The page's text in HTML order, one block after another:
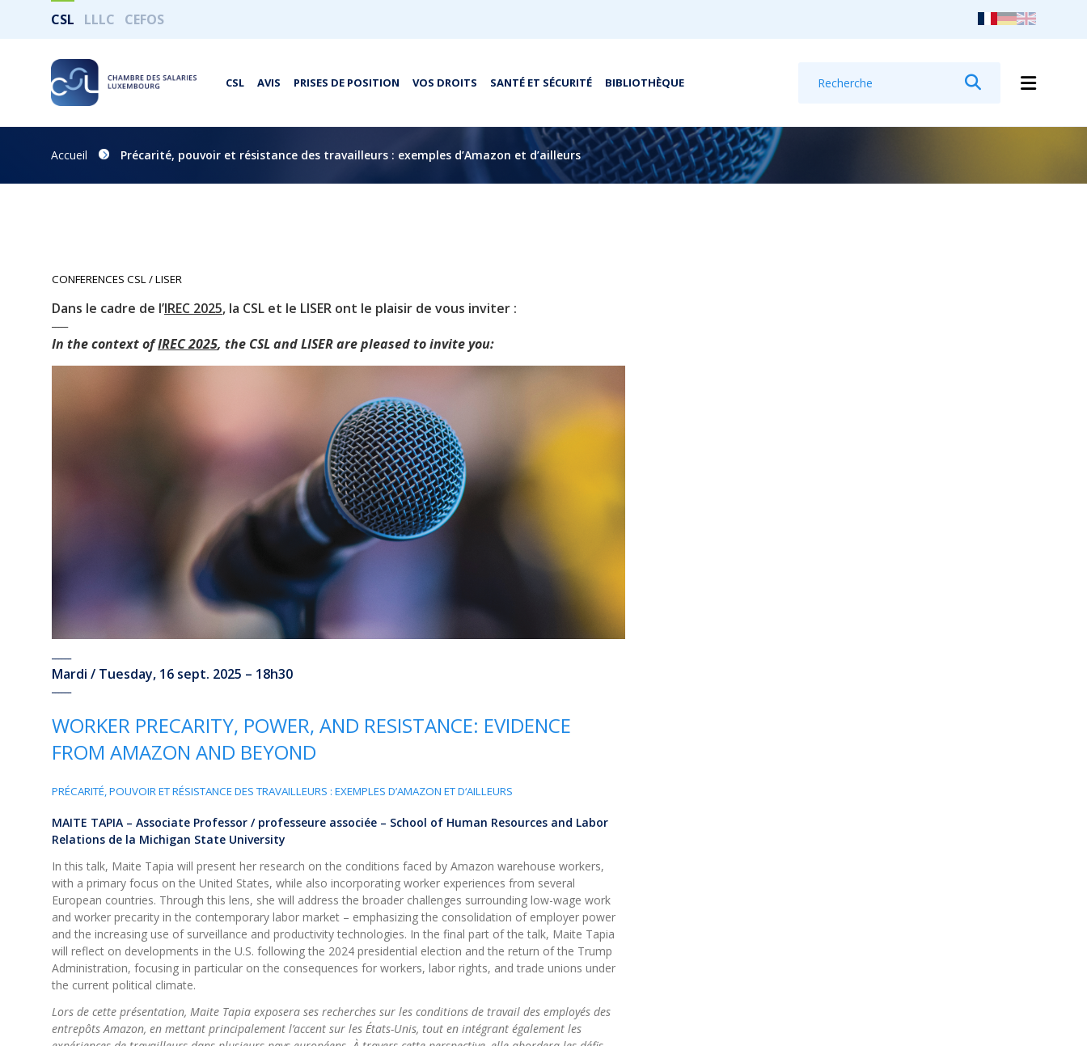
CSL LLLC CEFOS
CSL AVIS PRISES DE POSITION VOS DROITS SANTÉ ET SÉCURITÉ BIBLIOTHÈQUE
Accueil Précarité, pouvoir et résistance des travailleurs : exemples d’Amazon et d’ailleurs
CONFERENCES CSL / LISER
Dans le cadre de l’IREC 2025, la CSL et le LISER ont le plaisir de vous inviter :
In the context ofIREC 2025, the CSL and LISER are pleased to invite you:
Mardi / Tuesday, 16 sept. 2025 – 18h30
WORKER PRECARITY, POWER, AND RESISTANCE: EVIDENCE
FROM AMAZON AND BEYOND
PRÉCARITÉ, POUVOIR ET RÉSISTANCE DES TRAVAILLEURS : EXEMPLES D’AMAZON ET D‘AILLEURS
MAITE TAPIA – Associate Professor / professeure associée – School of Human Resources and Labor
Relations de la Michigan State University
In this talk, Maite Tapia will present her research on the conditions faced by Amazon warehouse workers,
with a primary focus on the United States, while also incorporating worker experiences from several
European countries. Through this lens, she will address the broader challenges surrounding low-wage work
and worker precarity in the contemporary labor market – emphasizing the consolidation of employer power
and the increasing use of surveillance and productivity technologies. In the final part of the talk, Maite Tapia
will reflect on developments in the U.S. following the 2024 presidential election and the return of the Trump
Administration, focusing in particular on the consequences for workers, labor rights, and trade unions under
the current political climate.
Lors de cette présentation, Maite Tapia exposera ses recherches sur les conditions de travail des employés des
entrepôts Amazon, en mettant principalement l’accent sur les États-Unis, tout en intégrant également les